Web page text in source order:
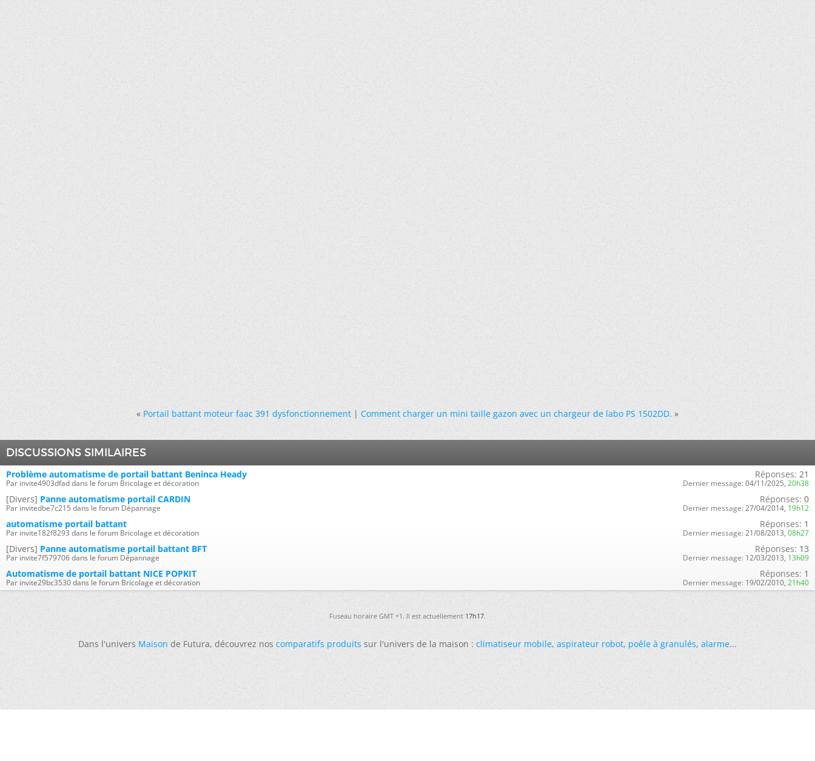
« Portail battant moteur faac 391 dysfonctionnement|Comment charger un mini taille gazon avec un chargeur de labo PS 1502DD. »
DISCUSSIONS SIMILAIRES
Problème automatisme de portail battant Beninca Heady
Par invite4903dfad dans le forum Bricolage et décoration
Réponses: 21
Dernier message: 04/11/2025, 20h38
[Divers] Panne automatisme portail CARDIN
Par invitedbe7c215 dans le forum Dépannage
Réponses: 0
Dernier message: 27/04/2014, 19h12
automatisme portail battant
Par invite182f8293 dans le forum Bricolage et décoration
Réponses: 1
Dernier message: 21/08/2013, 08h27
[Divers] Panne automatisme portail battant BFT
Par invite7f579706 dans le forum Dépannage
Réponses: 13
Dernier message: 12/03/2013, 13h09
Automatisme de portail battant NICE POPKIT
Par invite29bc3530 dans le forum Bricolage et décoration
Réponses: 1
Dernier message: 19/02/2010, 21h40
Fuseau horaire GMT +1. Il est actuellement17h17.
Dans l'universMaisonde Futura, découvrez noscomparatifs produitssur l'univers de la maison :climatiseur mobile,aspirateur robot,poêle à granulés,alarme...